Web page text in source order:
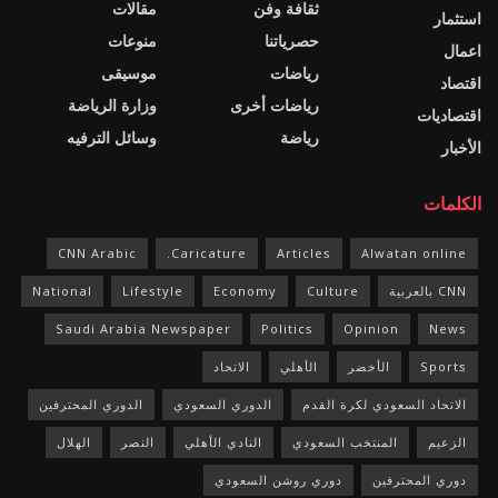
استثمار
اعمال
اقتصاد
اقتصاديات
الأخبار
ثقافة وفن
حصرياتنا
رياضات
رياضات أخرى
رياضة
مقالات
منوعات
موسيقى
وزارة الرياضة
وسائل الترفيه
الكلمات
Alwatan online
Articles
Caricature.
CNN Arabic
CNN بالعربية Culture
Economy
Lifestyle
National
News
Opinion
Politics
Saudi Arabia Newspaper
Sports الأخضر الأهلي الاتحاد
الاتحاد السعودي لكرة القدم الدوري السعودي الدوري المحترفين
الزعيم المنتخب السعودي النادي الأهلي النصر الهلال
دوري المحترفين دوري روشن السعودي